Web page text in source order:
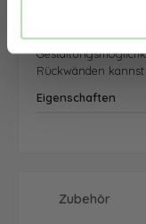
Inspiriere dich und
Rückwänden
Eigenschaften
Produktgalerie
Zubehör